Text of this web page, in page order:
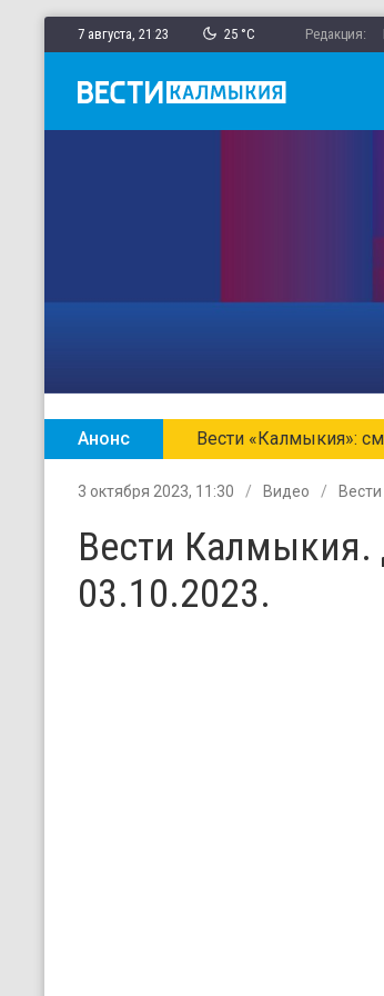
7 августа, 21 23 25 °C Редакция:
Анонс
«Россия 1»
3 октября 2023, 11:30 Видео
Вести
03.10.2023.